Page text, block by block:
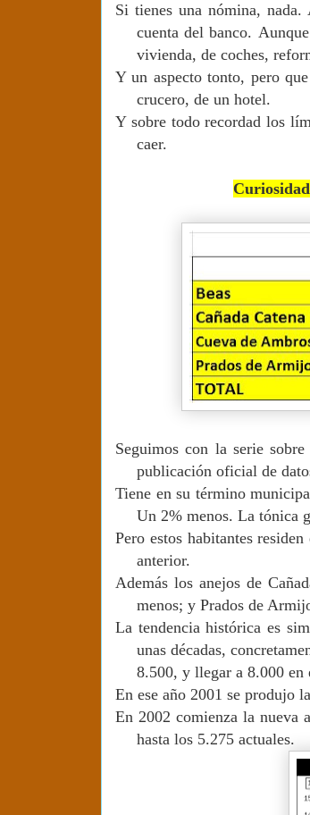
Si tienes una nómina,
cuenta del banco.
vivienda, de coches,
Y un aspecto tonto, pero
crucero, de un hotel.
Y sobre todo recordad los
caer.
Seguimos con la serie
publicación oficial de
Tiene en su término
Un 2% menos. La tónica
Pero estos habitantes
anterior.
Además los anejos de
menos; y Prados de
La tendencia histórica es
unas décadas,
8.500, y llegar a 8.000 en
En ese año 2001 se produjo
En 2002 comienza la nueva
hasta los 5.275 actuales.